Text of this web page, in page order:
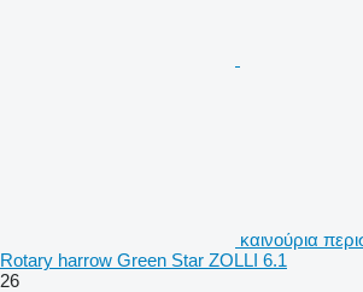
καινούρια
Rotary harrow Green Star ZOLLI 6.1
26